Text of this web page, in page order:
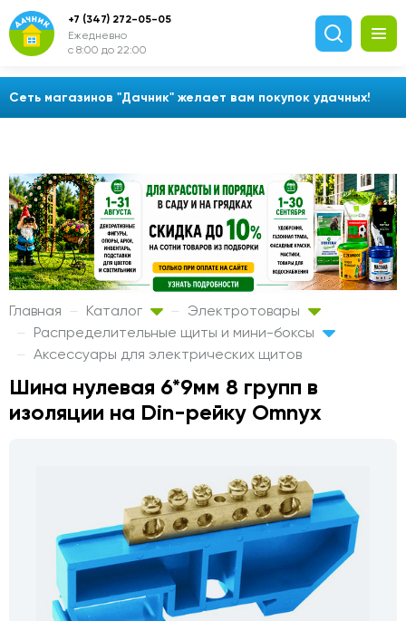
Сеть магазинов "Дачник" желает вам покупок удачных!
+7 (347) 272-05-05
Ежедневно
с 8:00 до 22:00
Главная Каталог
Электротовары
Распределительные щиты и мини-боксы
Аксессуары для электрических щитов
Шина нулевая 6*9мм 8 групп в
изоляции на Din-рейку Omnyx